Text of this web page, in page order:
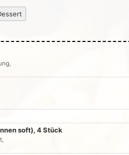
soft), 4 Stück